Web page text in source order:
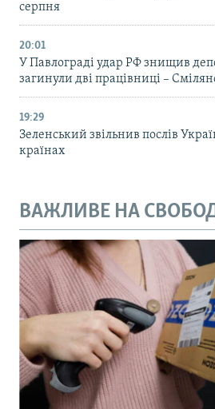
серпня
20:01
У Павлограді удар РФ знищив
загинули дві працівниці –
19:29
Зеленський звільнив послів
країнах
ВАЖЛИВЕ НА